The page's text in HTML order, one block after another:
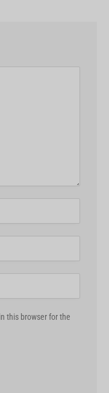
this browser for the